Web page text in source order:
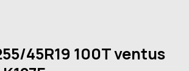
45R19 100T ventus